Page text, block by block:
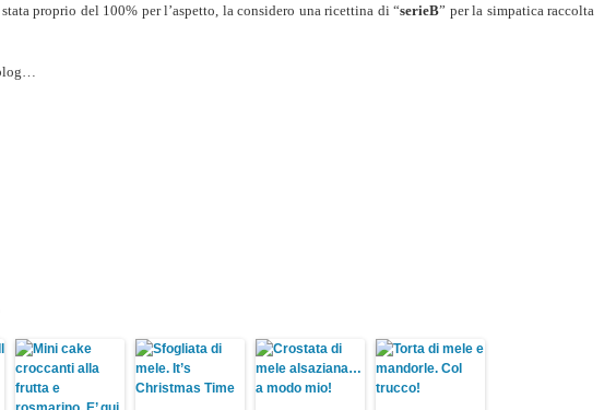
proprio del 100% per l’aspetto, la considero una ricettina di “serieB” per la simpatica raccolta